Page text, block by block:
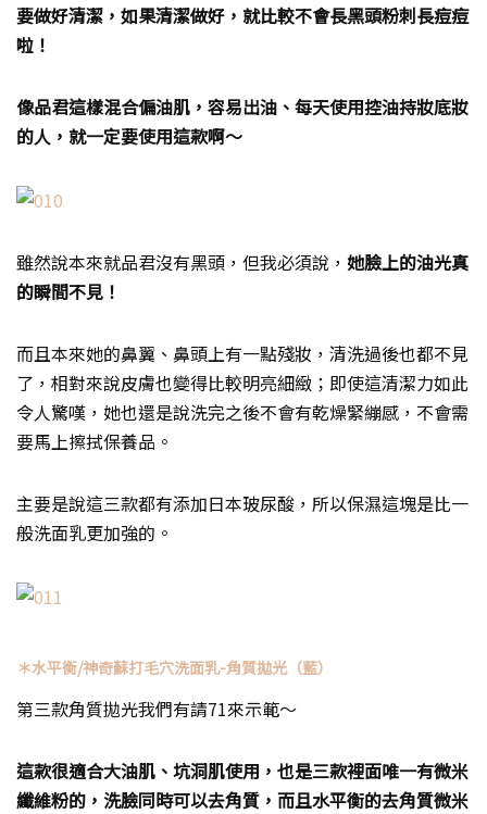
要做好清潔，如果清潔做好，就比較不會長黑頭粉刺長痘痘
啦！
像品君這樣混合偏油肌，容易出油、每天使用控油持妝底妝
的人，就一定要使用這款啊～
雖然說本來就品君沒有黑頭，但我必須說， 她臉上的油光真
的瞬間不見！
而且本來她的鼻翼、鼻頭上有一點殘妝，清洗過後也都不見
了，相對來說皮膚也變得比較明亮細緻；即使這清潔力如此
令人驚嘆，她也還是說洗完之後不會有乾燥緊繃感，不會需
要馬上擦拭保養品。
主要是說這三款都有添加日本玻尿酸，所以保濕這塊是比一
般洗面乳更加強的。
＊水平衡/神奇蘇打毛穴洗面乳-角質拋光（藍）
第三款角質拋光我們有請71來示範～
這款很適合大油肌、坑洞肌使用，也是三款裡面唯一有微米
纖維粉的，洗臉同時可以去角質，而且水平衡的去角質微米